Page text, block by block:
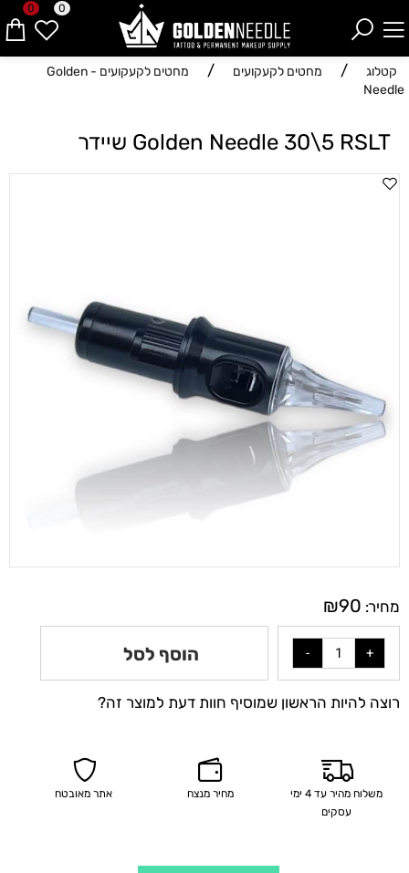
0 0
קטלוג / מחטים לקעקועים /
מחטים לקעקועים - Golden
Needle
Golden Needle 30\5 RSLT שיידר
מחיר: ₪90
הוסף לסל
רוצה להיות הראשון שמוסיף חוות דעת למוצר זה?
משלוח מהיר עד 4 ימי
עסקים
מחיר מנצח אתר מאובטח